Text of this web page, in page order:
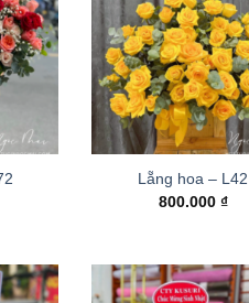
Lẵng hoa – L42
800.000 ₫